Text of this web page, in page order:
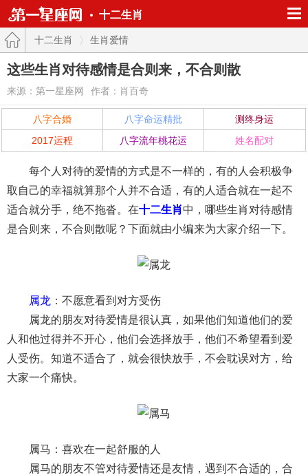
十二生肖
十二生肖 生肖爱情
这些生肖对待感情是合则来，不合则散
来源：第一星座网 作者：肖百奇
八字合婚 八字命运精批
测终身运
2017运程
八字流年桃花运 姓名配对
每个人对待的爱情的方式是不一样的，有的人会积极争
取自己的幸福就算那个人并不合适，有的人适合就在一起不
适合就分手，绝不拖沓。在十二生肖中，哪些生肖对待感情
是合则来，不合则散呢？下面就由小编来为大家介绍一下。
属龙 ：不愿意看到对方受伤
属龙的朋友对待爱情是很认真，如果他们知道他们的爱
人和他过得并不开心，他们会选择放手，他们不希望看到爱
人受伤。知道不适合了，就会很快放手，不会耽误对方，给
大家一个痛快。
属马：喜欢在一起舒服的人
属马的朋友不管对待爱情还是友情，遇到不合适的，合